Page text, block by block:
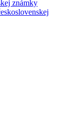
známky